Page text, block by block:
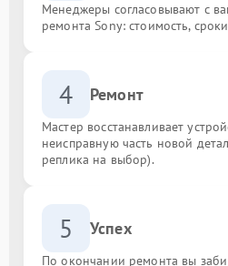
Менеджеры согласовывают с
ремонта Sony: стоимость,
4 Ремонт
Мастер восстанавливает
неисправную часть новой
реплика на выбор).
5 Успех
По окончании ремонта вы